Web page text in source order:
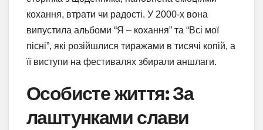
кохання, втрати чи радості. У 2000-х вона
випустила альбоми “Я – кохання” та “Всі мої
пісні”, які розійшлися тиражами в тисячі копій, а
її виступи на фестивалях збирали аншлаги.
Особисте життя: За
лаштунками слави